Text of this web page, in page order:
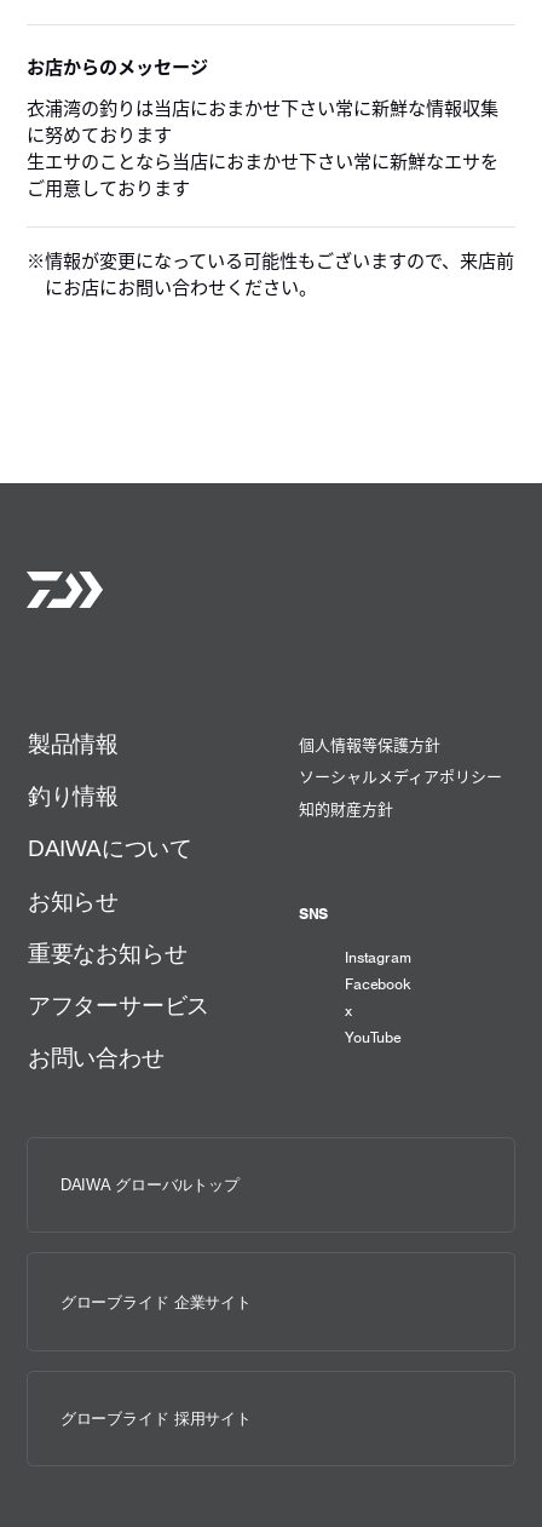
お店からのメッセージ
衣浦湾の釣りは当店におまかせ下さい常に新鮮な情報収集
に努めております
生エサのことなら当店におまかせ下さい常に新鮮なエサを
ご用意しております
製品情報
釣り情報
DAIWAについて
お知らせ
重要なお知らせ
アフターサービス
お問い合わせ
個人情報等保護方針
ソーシャルメディアポリシー
知的財産方針
SNS
Instagram
Facebook
x
YouTube
DAIWA グローバルトップ
グローブライド 企業サイト
グローブライド 採用サイト